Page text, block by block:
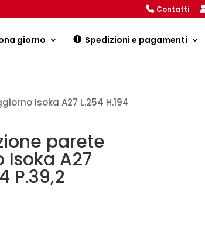
Contatti
giorno Spedizioni e pagamenti
Products
Isoka A27 L.254 H.194
parete
Isoka A27
P.39,2